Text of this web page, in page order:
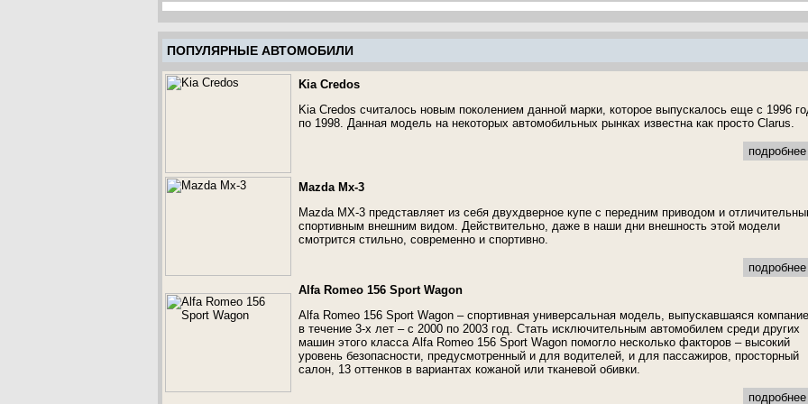
ПОПУЛЯРНЫЕ АВТОМОБИЛИ
Kia Credos
Kia Credos считалось новым поколением данной марки, которое выпускалось еще с 1996
по 1998. Данная модель на некоторых автомобильных рынках известна как просто Clarus.
Mazda Mx-3
Mazda MX-3 представляет из себя двухдверное купе с передним приводом и
спортивным внешним видом. Действительно, даже в наши дни внешность этой модели
смотрится стильно, современно и спортивно.
Alfa Romeo 156 Sport Wagon
Alfa Romeo 156 Sport Wagon – спортивная универсальная модель, выпускавшаяся
в течение 3-х лет – с 2000 по 2003 год. Стать исключительным автомобилем среди других
машин этого класса Alfa Romeo 156 Sport Wagon помогло несколько факторов – высокий
уровень безопасности, предусмотренный и для водителей, и для пассажиров, просторный
салон, 13 оттенков в вариантах кожаной или тканевой обивки.